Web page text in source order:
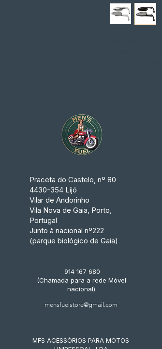
Praceta do Castelo, nº 80
4430-354 Lijó
Vilar de Andorinho
Vila Nova de Gaia, Porto,
Portugal
Junto à nacional nº222
(parque biológico de Gaia)
914 167 680
(Chamada para a rede Móvel
nacional)
mensfuelstore@gmail.com
MFS ACESSÓRIOS PARA MOTOS